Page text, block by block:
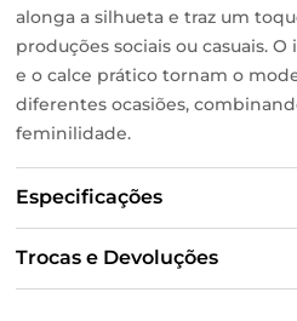
alonga a silhueta e traz um
produções sociais ou casuais.
e o calce prático tornam o
diferentes ocasiões,
feminilidade.
Especificações
Trocas e Devoluções